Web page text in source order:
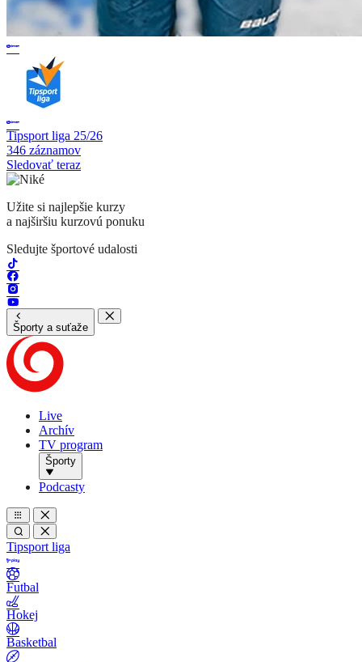
Tipsport liga 25/26
346 záznamov
Sledovať teraz
Užite si najlepšie kurzy
a najširšiu kurzovú ponuku
Sledujte športové udalosti
Športy a suťaže
Live
Archív
TV program
Športy
Podcasty
Tipsport liga
Futbal
Hokej
Basketbal